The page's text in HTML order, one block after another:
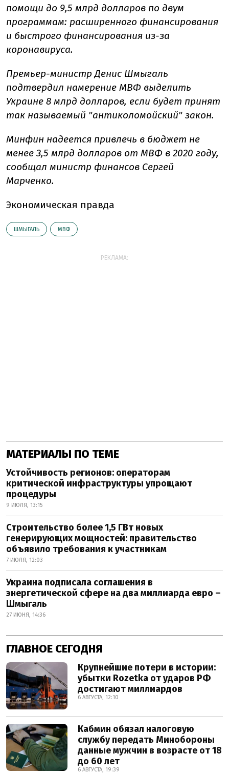
помощи до 9,5 млрд долларов по двум
программам: расширенного финансирования
и быстрого финансирования из-за
коронавируса.
Премьер-министр Денис Шмыгаль
подтвердил намерение МВФ выделить
Украине 8 млрд долларов, если будет принят
так называемый "антиколомойский" закон.
Минфин надеется привлечь в бюджет не
менее 3,5 млрд долларов от МВФ в 2020 году,
сообщал министр финансов Сергей
Марченко.
Экономическая правда
ШМЫГАЛЬ МВФ
РЕКЛАМА:
МАТЕРИАЛЫ ПО ТЕМЕ
Устойчивость регионов: операторам
критической инфраструктуры упрощают
процедуры
9 ИЮЛЯ, 13:15
Строительство более 1,5 ГВт новых
генерирующих мощностей: правительство
объявило требования к участникам
7 ИЮЛЯ, 12:03
Украина подписала соглашения в
энергетической сфере на два миллиарда евро –
Шмыгаль
27 ИЮНЯ, 14:36
ГЛАВНОЕ СЕГОДНЯ
Крупнейшие потери в истории:
убытки Rozetka от ударов РФ
достигают миллиардов
6 АВГУСТА, 12:10
Кабмин обязал налоговую
службу передать Минобороны
данные мужчин в возрасте от 18
до 60 лет
6 АВГУСТА, 19:39